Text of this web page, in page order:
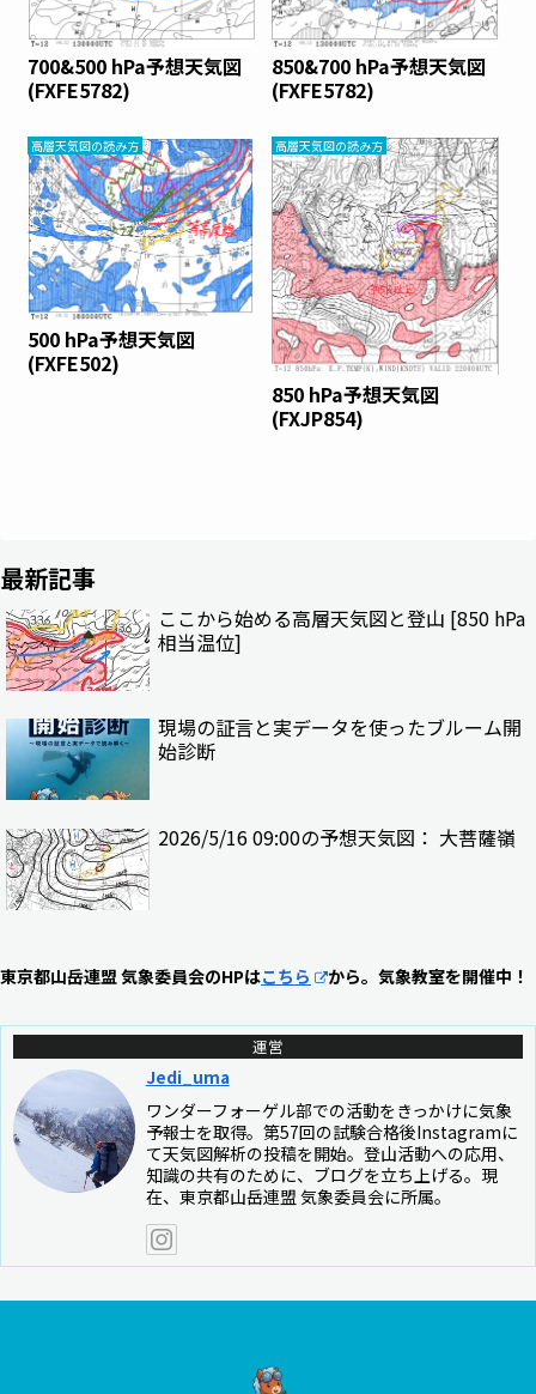
700&500 hPa予想天気図
(FXFE5782)
850&700 hPa予想天気図
(FXFE5782)
高層天気図の読み方
500 hPa予想天気図
(FXFE502)
高層天気図の読み方
850 hPa予想天気図
(FXJP854)
最新記事
ここから始める高層天気図と登山 [850 hPa
相当温位]
現場の証言と実データを使ったブルーム開
始診断
2026/5/16 09:00の予想天気図： 大菩薩嶺
東京都山岳連盟 気象委員会のHPはこちら から。気象教室を開催中！
運営
Jedi_uma
ワンダーフォーゲル部での活動をきっかけに気象
予報士を取得。第57回の試験合格後Instagramに
て天気図解析の投稿を開始。登山活動への応用、
知識の共有のために、ブログを立ち上げる。現
在、東京都山岳連盟 気象委員会に所属。